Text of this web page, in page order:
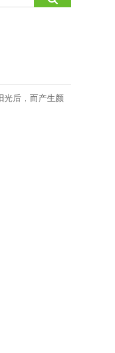
光后，而产生颜